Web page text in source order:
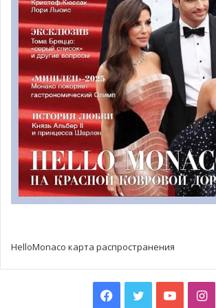
HelloMonaco карта распространения
Facebook
Twitter